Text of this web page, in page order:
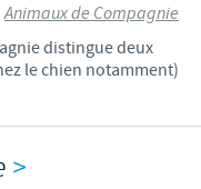
Animaux de Compagnie
distingue deux
le chien notamment)
>